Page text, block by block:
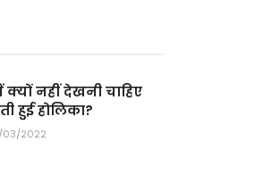
क्यों नहीं देखनी चाहिए
हुई होलिका?
03/2022